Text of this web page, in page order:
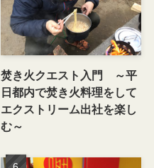
焚き火クエスト入門 ～平
日都内で焚き火料理をして
エクストリーム出社を楽し
む～